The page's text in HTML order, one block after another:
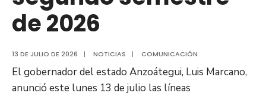
de 2026
13 DE JULIO DE 2026 | NOTICIAS | COMUNICACIÓN
El gobernador del estado Anzoátegui, Luis Marcano,
anunció este lunes 13 de julio las líneas